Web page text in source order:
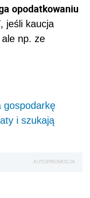
opodatkowaniu
, jeśli kaucja
np. ze
gospodarkę
i szukają
AUTOPROMOCJA